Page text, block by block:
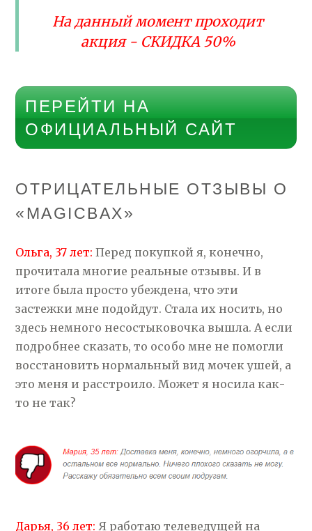
На данный момент проходит
акция - СКИДКА 50%
ПЕРЕЙТИ НА
ОФИЦИАЛЬНЫЙ САЙТ
ОТРИЦАТЕЛЬНЫЕ ОТЗЫВЫ О
«MAGICBAX»
Ольга, 37 лет: Перед покупкой я, конечно,
прочитала многие реальные отзывы. И в
итоге была просто убеждена, что эти
застежки мне подойдут. Стала их носить, но
здесь немного несостыковочка вышла. А если
подробнее сказать, то особо мне не помогли
восстановить нормальный вид мочек ушей, а
это меня и расстроило. Может я носила как-
то не так?
Дарья, 36 лет: Я работаю телеведущей на